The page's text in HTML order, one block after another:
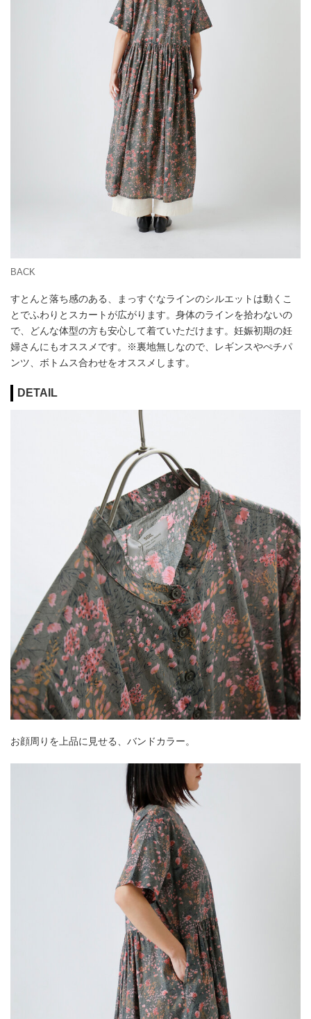
BACK
すとんと落ち感のある、まっすぐなラインのシルエットは動くこ
とでふわりとスカートが広がります。身体のラインを拾わないの
で、どんな体型の方も安心して着ていただけます。妊娠初期の妊
婦さんにもオススメです。※裏地無しなので、レギンスやぺチパ
ンツ、ボトムス合わせをオススメします。
DETAIL
お顔周りを上品に見せる、バンドカラー。